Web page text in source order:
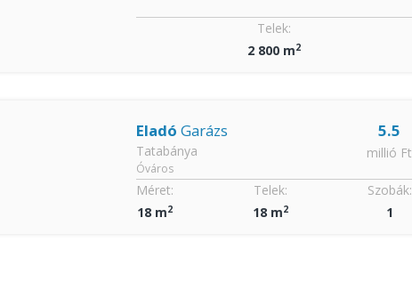
Telek:
2 800 m2
5.5
millió Ft
Eladó Garázs
Tatabánya
Óváros
Szobák:
1
Méret:
18 m2
Telek:
18 m2